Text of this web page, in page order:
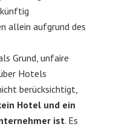
allein aufgrund des
Grund, unfaire
Hotels
berücksichtigt,
Hotel und ein
ist. Es